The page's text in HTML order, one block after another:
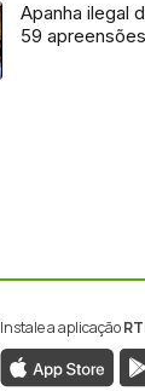
Apanha ilegal
59
Instale a aplicação